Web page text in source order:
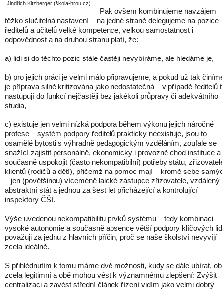
Jindřich Kitzberger (škola-hrou.cz)
Pak ovšem kombinujeme navzájem
těžko slučitelná nastavení – na jedné straně delegujeme na pozice
ředitelů a učitelů velké kompetence, velkou samostatnost i
odpovědnost a na druhou stranu platí, že:
a) lidi si do těchto pozic stále častěji nevybíráme, ale hledáme je,
b) pro jejich práci je velmi málo připravujeme, a pokud už tak
je příprava silně kritizována jako nedostatečná – v případě ředitelů
nastupují do funkcí nejčastěji bez jakékoli průpravy či adekvátního
studia,
c) existuje jen velmi nízká podpora během výkonu jejich náročné
profese – systém podpory ředitelů prakticky neexistuje, jsou to
osamělé bytosti s výhradně pedagogickým vzděláním, zoufale se
snažící zajistit personálně, ekonomicky i provozně chod instituce a
současně uspokojit (často nekompatibilní) potřeby státu,
klientů (rodičů a dětí), přičemž na pomoc mají – kromě sebe
– jen (povětšinou) víceméně laické zástupce zřizovatele, vzdálený
abstraktní stát a jednou za šest let přicházející a kontrolující
inspektory ČŠI.
Výše uvedenou nekompatibilitu prvků systému – tedy kombinaci
vysoké autonomie a současně absence větší podpory klíčových
považuji za jednu z hlavních příčin, proč se naše školství nevyvíjí
zcela ideálně.
S přihlédnutím k tomu máme dvě možnosti, kudy se dále ubírat,
zcela legitimní a obě mohou vést k významnému zlepšení: Zvýšit
centralizaci a zavést střední článek řízení vidím jako velmi dobrý